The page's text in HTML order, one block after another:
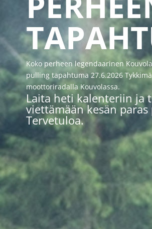
Koko perheen legendaarinen Kouvola
pulling tapahtuma 27.6.2026
moottoriradalla Kouvolassa.
Laita heti kalenteriin ja
viettämään kesän paras
Tervetuloa.